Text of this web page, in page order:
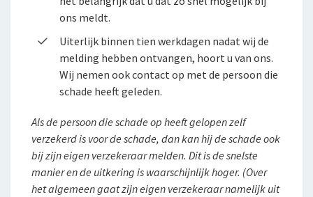
Arbeidsongeschiktheid
Ondernemers- AOV
Bedrijfspand en inventaris
Bedrijfsgebouwenverzekering
Inventaris/Goederenverzekering
Elektronicaverzekering
Geldverzekering
Rechtsbijstand
Rechtbijstandverzekering
Bedrijfscontinuïteit
Bedrijfsschadeverzekering
Extra kostenverzekering
Reconstructiekostenverzekering
Milieuschadeverzekering
Glasverzekering
Handelsvoorraadverzekering
Bedrijfscontinuïteit
Bedrijfsschadeverzekering
Extra Kostenverzekering
Milieuschadeverzekering
Arbeidsongeschiktheid
Aansprakelijkheid
Aansprakelijkheidsverzekering
Bedrijfscontinuïteit
Bedrijfsschadeverzekering
Extra Kostenverzekering
Opruimingskostenverzekering
Reconstructiekostenverzekering
Ongevallenverzekering Collectief
Voor ondernemers
Voor adviseurs
Voor particulieren
Service en contact
Service en contact
Contactformulier
Over De Zeeuwse
Ons beleid
Onze cijfers
ons meldt.
Uiterlijk binnen tien werkdagen nadat wij de
melding hebben ontvangen, hoort u van ons.
Wij nemen ook contact op met de persoon die
schade heeft geleden.
Als de persoon die schade op heeft gelopen zelf
verzekerd is voor de schade, dan kan hij de schade ook
bij zijn eigen verzekeraar melden. Dit is de snelste
manier en de uitkering is waarschijnlijk hoger. (Over
het algemeen gaat zijn eigen verzekeraar namelijk uit